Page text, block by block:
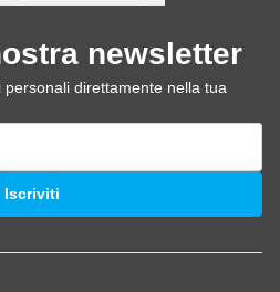
newsletter
direttamente nella tua
Iscriviti